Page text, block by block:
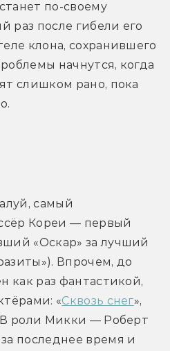
по-своему
раз после гибели его
клона, сохранившего
начнутся, когда
слишком рано, пока
самый
Кореи — первый
«Оскар» за лучший
Впрочем, до
как раз фантастикой,
«Сквозь снег»,
В роли Микки — Роберт
последнее время и